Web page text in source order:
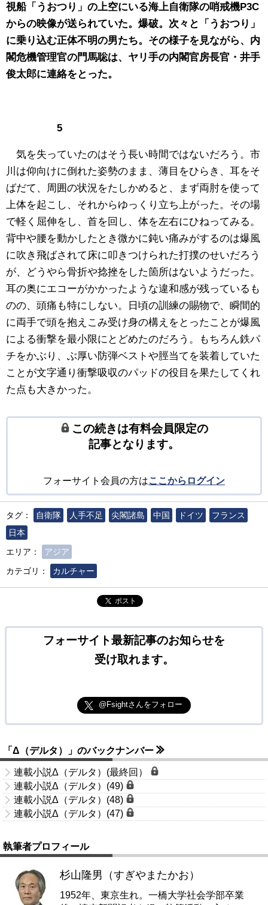
視船「うおつり」の上空にいる海上自衛隊の哨戒機P3C
からの映像が送られていた。爆破。次々と「うおつり」
に乗り込む正体不明の男たち。その様子を見ながら、内
閣危機管理官の門馬聡は、ヤリ手の内閣官房長官・井手
俊太郎に連絡をとった。
5
気を失っていたのはそう長い時間ではないだろう。市
川は仰向けに倒れた姿勢のまま、薄目をひらき、耳をそ
ばだて、周囲の状況をたしかめると、まず両肘を使って
上体を起こし、それからゆっくり立ち上がった。その場
で軽く屈伸をし、首を回し、体を左右にひねってみる。
背中や腰を動かしたとき微かに鈍い痛みがするのは爆風
に吹き飛ばされて床に叩きつけられた打撲のせいだろう
が、どうやら骨折や捻挫をした箇所はないようだった。
耳の奥にエコーがかかったような違和感が残っているも
のの、頭痛も特にしない。日頃の訓練の賜物で、瞬間的
に両手で頭を抱えこみ受け身の構えをとったことが爆風
による衝撃を最小限にとどめたのだろう。もちろん鉄パ
チをかぶり、ぶ厚い防弾ベストや脛当てを装着していた
ことが文字通り衝撃吸収のパッドの役目を果たしてくれ
た点も大きかった。
この続きは有料会員限定の
記事となります。
フォーサイト会員の方はここからログイン
タグ： 自衛隊 人手不足 尖閣諸島 中国 ドイツ
フランス
日本
エリア：
アジア
カテゴリ：
カルチャー
ポスト
フォーサイト最新記事のお知らせを
受け取れます。
@Fsightさんをフォロー
「Δ（デルタ）」のバックナンバー
連載小説Δ（デルタ）(最終回）
連載小説Δ（デルタ）(49)
連載小説Δ（デルタ）(48)
連載小説Δ（デルタ）(47)
執筆者プロフィール
杉山隆男（すぎやまたかお）
1952年、東京生れ。一橋大学社会学部卒業